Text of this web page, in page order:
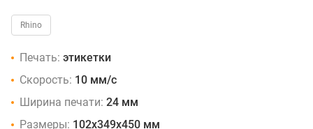
Rhino
Печать: этикетки
Скорость: 10 мм/с
Ширина печати: 24 мм
Размеры: 102х349х450 мм